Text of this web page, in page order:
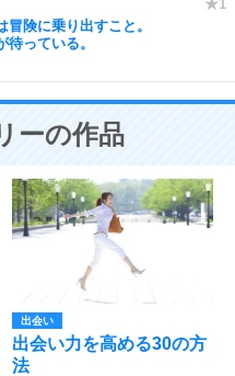
険に乗り出すこと。
っている。
ーの作品
出会い
出会い力を高める30の方
法